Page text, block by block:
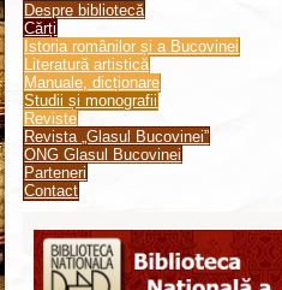
Despre bibliotecă
Cărți
Istoria românilor și a Bucovinei
Literatură artistică
Manuale, dicționare
Studii și monografii
Reviste
Revista „Glasul Bucovinei”
ONG Glasul Bucovinei
Parteneri
Contact